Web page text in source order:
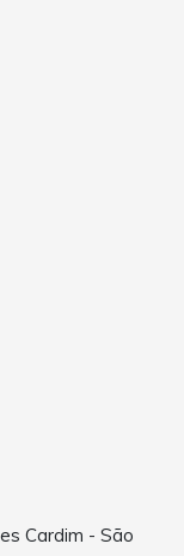
Cardim - São